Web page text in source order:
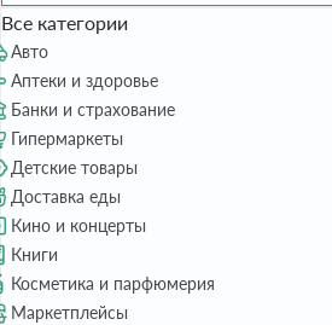
Все категории
Авто
Аптеки и здоровье
Банки и страхование
Гипермаркеты
Детские товары
Доставка еды
Кино и концерты
Книги
Косметика и парфюмерия
Маркетплейсы